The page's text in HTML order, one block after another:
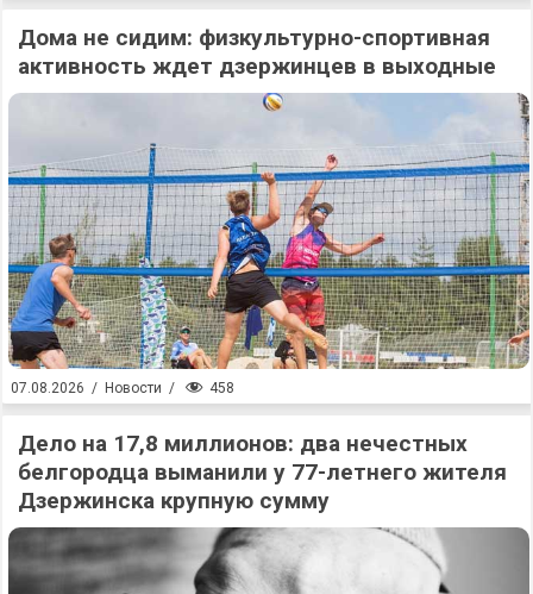
Дома не сидим: физкультурно-спортивная
активность ждет дзержинцев в выходные
07.08.2026 / Новости / 458
Дело на 17,8 миллионов: два нечестных
белгородца выманили у 77-летнего жителя
Дзержинска крупную сумму